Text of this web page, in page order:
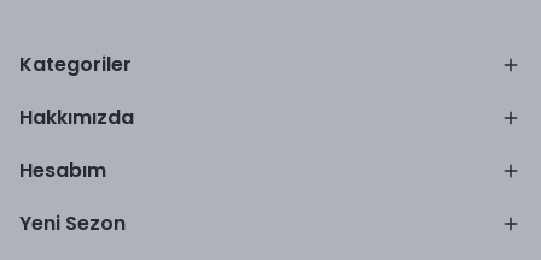
Kategoriler
Hakkımızda
Hesabım
Yeni Sezon